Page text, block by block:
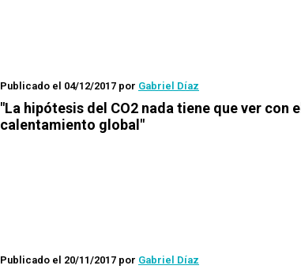
Publicado el 04/12/2017 por Gabriel Díaz
"La hipótesis del CO2 nada tiene que ver con el
calentamiento global"
Publicado el 20/11/2017 por Gabriel Díaz